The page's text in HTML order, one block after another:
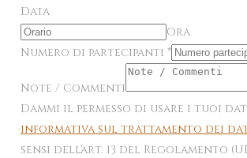
Data
Ora
Numero di partecipanti *
Note / Commenti
Dammi il permesso di usare i tuoi
informativa sul trattamento dei
sensi dell'art. 13 del Regolamento